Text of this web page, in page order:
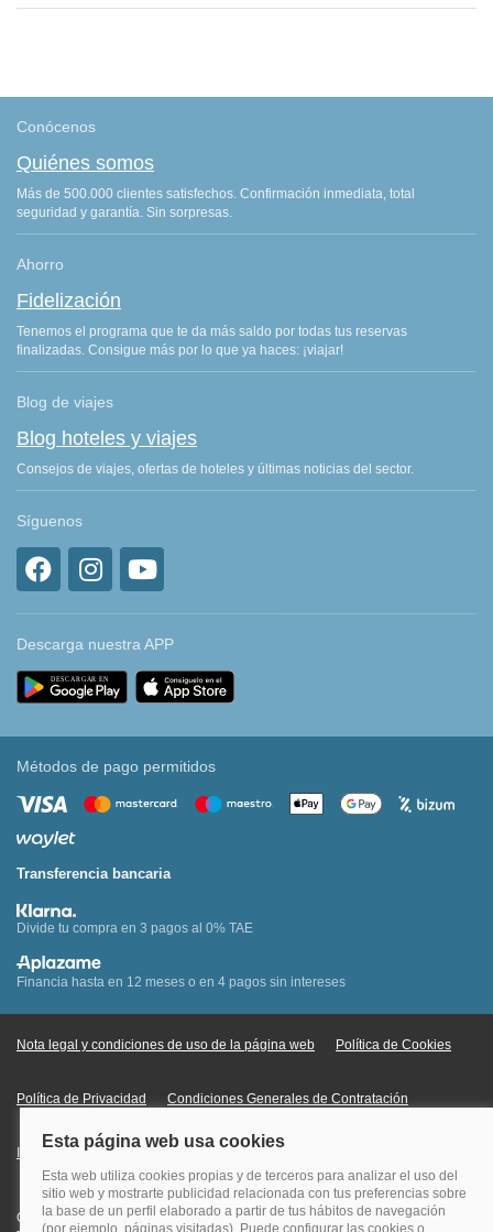
Conócenos
Quiénes somos
Más de 500.000 clientes satisfechos. Confirmación inmediata, total
seguridad y garantía. Sin sorpresas.
Ahorro
Fidelización
Tenemos el programa que te da más saldo por todas tus reservas
finalizadas. Consigue más por lo que ya haces: ¡viajar!
Blog de viajes
Blog hoteles y viajes
Consejos de viajes, ofertas de hoteles y últimas noticias del sector.
Síguenos
Descarga nuestra APP
Métodos de pago permitidos
Transferencia bancaria
Divide tu compra en 3 pagos al 0% TAE
Financia hasta en 12 meses o en 4 pagos sin intereses
Nota legal y condiciones de uso de la página web Política de Cookies
Política de Privacidad Condiciones Generales de Contratación
Información Legal sobre Mercados en Línea
Quehoteles.com - Especialistas en hoteles © Copyright Veturis Travel S.A.